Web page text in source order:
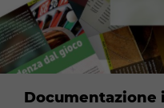
Documentazione
negozio